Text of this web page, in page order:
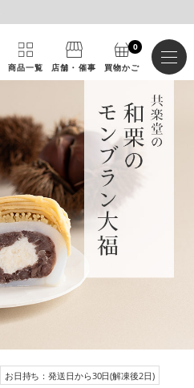
商品一覧 店舗・催事 買物かご
0
お日持ち：発送日から30日(解凍後2日)